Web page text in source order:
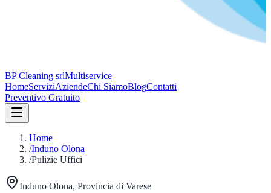
BP Cleaning srlMultiservice
HomeServiziAziendeChi SiamoBlogContatti
Preventivo Gratuito
Home
/Induno Olona
/Pulizie Uffici
Induno Olona, Provincia di Varese